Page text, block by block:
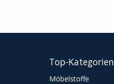
Top-Kategorien
Möbelstoffe